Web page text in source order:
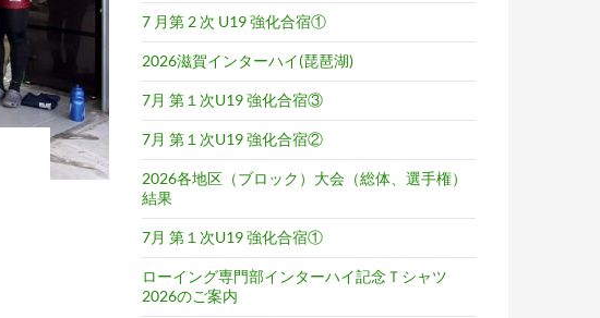
7 月第 2 次 U19 強化合宿①
2026滋賀インターハイ(琵琶湖)
7月 第１次U19 強化合宿③
7月 第１次U19 強化合宿②
2026各地区（ブロック）大会（総体、選手権）
結果
7月 第１次U19 強化合宿①
ローイング専門部インターハイ記念Ｔシャツ
2026のご案内